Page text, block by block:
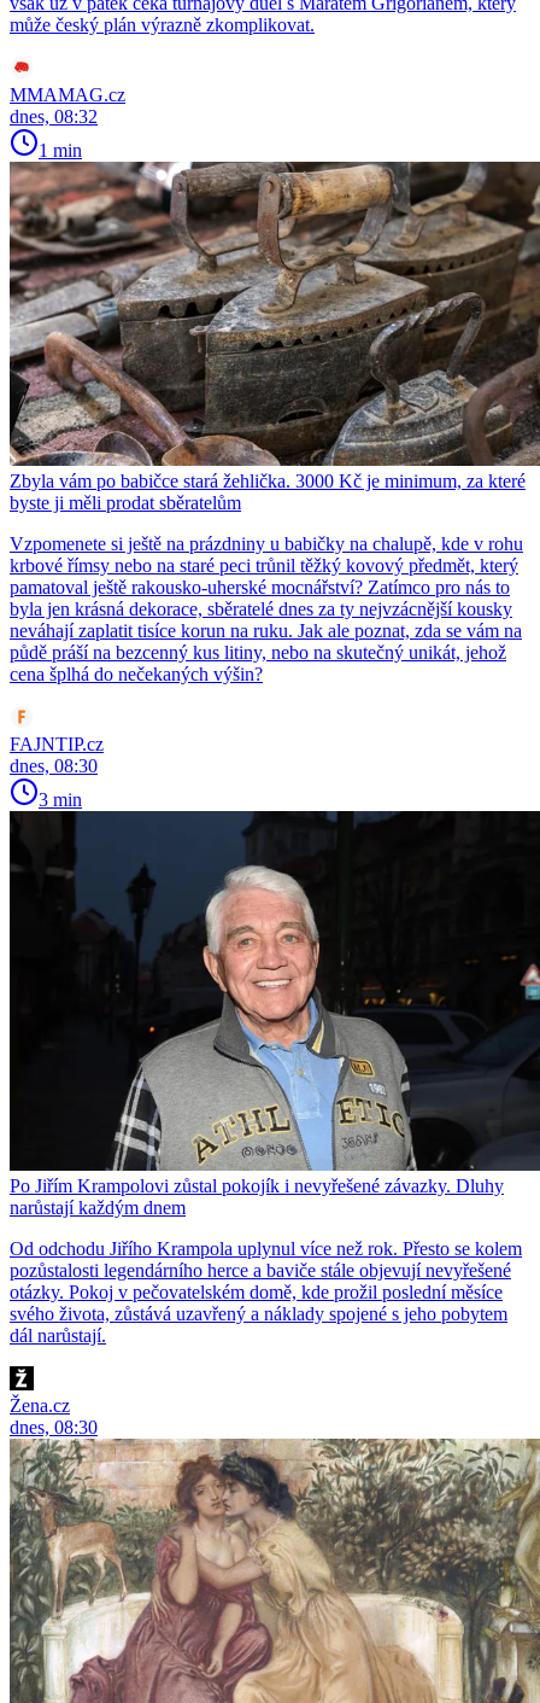
může český plán výrazně zkomplikovat.
MMAMAG.cz
dnes, 08:32
1 min
Zbyla vám po babičce stará žehlička. 3000 Kč je minimum, za které
byste ji měli prodat sběratelům
Vzpomenete si ještě na prázdniny u babičky na chalupě, kde v rohu
krbové římsy nebo na staré peci trůnil těžký kovový předmět, který
pamatoval ještě rakousko-uherské mocnářství? Zatímco pro nás to
byla jen krásná dekorace, sběratelé dnes za ty nejvzácnější kousky
neváhají zaplatit tisíce korun na ruku. Jak ale poznat, zda se vám na
půdě práší na bezcenný kus litiny, nebo na skutečný unikát, jehož
cena šplhá do nečekaných výšin?
FAJNTIP.cz
dnes, 08:30
3 min
Po Jiřím Krampolovi zůstal pokojík i nevyřešené závazky. Dluhy
narůstají každým dnem
Od odchodu Jiřího Krampola uplynul více než rok. Přesto se kolem
pozůstalosti legendárního herce a baviče stále objevují nevyřešené
otázky. Pokoj v pečovatelském domě, kde prožil poslední měsíce
svého života, zůstává uzavřený a náklady spojené s jeho pobytem
dál narůstají.
Žena.cz
dnes, 08:30